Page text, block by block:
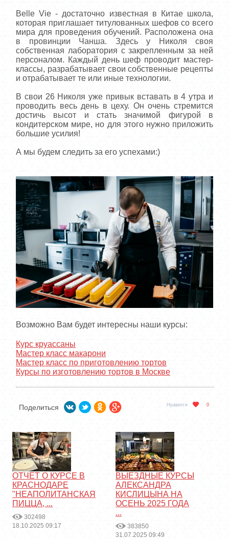
Belle Vie - достаточно известная в Китае школа,
которая приглашает титулованных шефов со всего
мира для проведения обучений. Расположена она
в провинции Чанша. Здесь у Николя своя
собственная лаборатория с закрепленным за ней
персоналом. Каждый день шеф проводит мастер-
классы, разрабатывает свои собственные рецепты
и отрабатывает те или иные технологии.
В свои 26 Николя уже привык вставать в 4 утра и
проводить весь день в цеху. Он очень стремится
достичь высот и стать значимой фигурой в
кондитерском мире, но для этого нужно приложить
большие усилия!
А мы будем следить за его успехами:)
Возможно Вам будет интересны наши курсы:
Курс круассаны
Мастер класс макарони
Мастер класс по приготовлению тортов
Курсы по изготовлению тортов в Москве
Поделиться Нравится 0
ОТЧЕТ О КУРСЕ В
КРАСНОДАРЕ
"НЕАПОЛИТАНСКАЯ
ПИЦЦА, ...
302498
18.10.2025 09:17
ВЫЕЗДНЫЕ КУРСЫ
АЛЕКСАНДРА
КИСЛИЦЫНА НА
ОСЕНЬ 2025 ГОДА
...
383850
31.07.2025 09:49